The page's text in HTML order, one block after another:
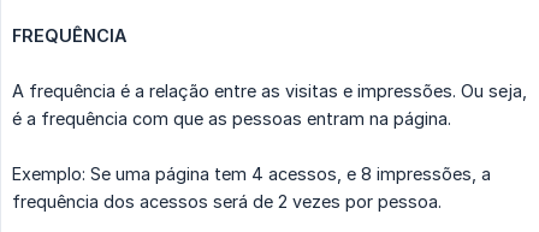
FREQUÊNCIA
A frequência é a relação entre as visitas e impressões. Ou seja,
é a frequência com que as pessoas entram na página.
Exemplo: Se uma página tem 4 acessos, e 8 impressões, a
frequência dos acessos será de 2 vezes por pessoa.